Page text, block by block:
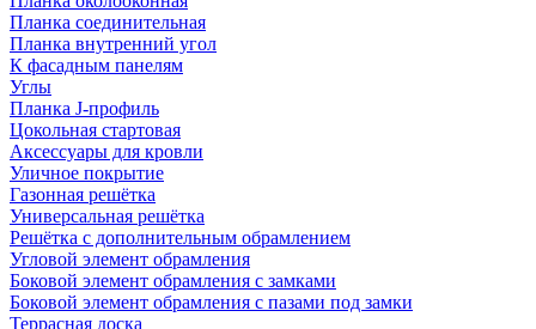
Планка соединительная
Планка внутренний угол
К фасадным панелям
Углы
Планка J-профиль
Цокольная стартовая
Аксессуары для кровли
Уличное покрытие
Газонная решётка
Универсальная решётка
Решётка с дополнительным обрамлением
Угловой элемент обрамления
Боковой элемент обрамления с замками
Боковой элемент обрамления с пазами под замки
Террасная доска